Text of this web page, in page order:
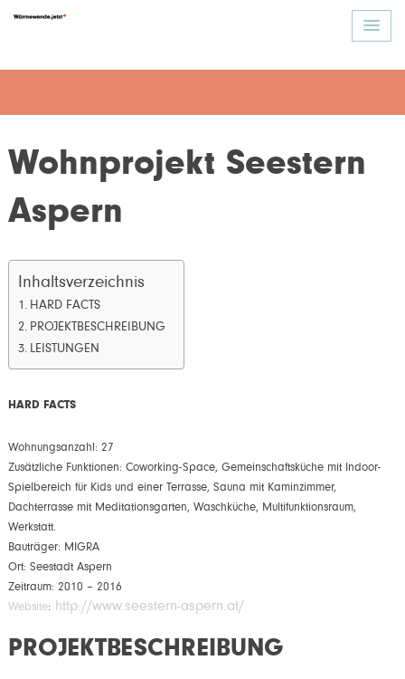
Wohnprojekt Seestern
Aspern
Inhaltsverzeichnis
HARD FACTS
PROJEKTBESCHREIBUNG
LEISTUNGEN
HARD FACTS
Wohnungsanzahl: 27
Zusätzliche Funktionen: Coworking-Space, Gemeinschaftsküche mit Indoor-
Spielbereich für Kids und einer Terrasse, Sauna mit Kaminzimmer,
Dachterrasse mit Meditationsgarten, Waschküche, Multifunktionsraum,
Werkstatt.
Bauträger: MIGRA
Ort: Seestadt Aspern
Zeitraum: 2010 – 2016
Website: http://www.seestern-aspern.at/
PROJEKTBESCHREIBUNG